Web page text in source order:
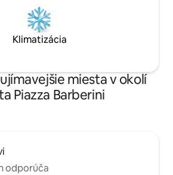
Klimatizácia
miesta v okolí
Piazza Barberini
odporúča